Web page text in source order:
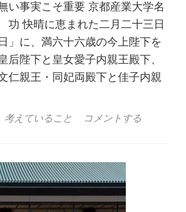
い事実こそ重要 京都産業大学名
晴に恵まれた二月二十三日
」に、満六十六歳の今上陛下を
后陛下と皇女愛子内親王殿下、
仁親王・同妃両殿下と佳子内親
考えていること コメントする